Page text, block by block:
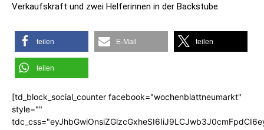
Verkaufskraft und zwei Helferinnen in der Backstube.
teilen E-Mail teilen
teilen
[td_block_social_counter facebook="wochenblattneumarkt"
style=""